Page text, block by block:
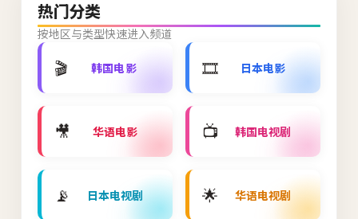
热门分类
按地区与类型快速进入频道
🎬 韩国电影 🎞️ 日本电影
🎥 华语电影 📺 韩国电视剧
📡 日本电视剧 🌟 华语电视剧